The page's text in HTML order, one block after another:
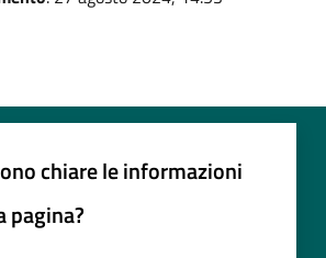
chiare le informazioni
pagina?